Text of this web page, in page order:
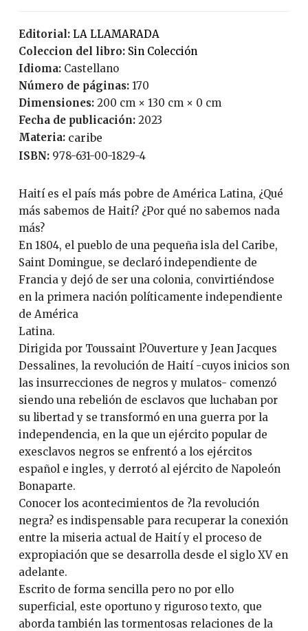
Editorial:
LA LLAMARADA
Coleccion del libro:
Sin Colección
Idioma:
Castellano
Número de páginas: 170
Dimensiones: 200 cm × 130 cm × 0 cm
Fecha de publicación:
2023
Materia: caribe
ISBN: 978-631-00-1829-4
Haití es el país más pobre de América Latina, ¿Qué
más sabemos de Haití? ¿Por qué no sabemos nada
más?
En 1804, el pueblo de una pequeña isla del Caribe,
Saint Domingue, se declaró independiente de
Francia y dejó de ser una colonia, convirtiéndose
en la primera nación políticamente independiente
de América
Latina.
Dirigida por Toussaint l?Ouverture y Jean Jacques
Dessalines, la revolución de Haití -cuyos inicios son
las insurrecciones de negros y mulatos- comenzó
siendo una rebelión de esclavos que luchaban por
su libertad y se transformó en una guerra por la
independencia, en la que un ejército popular de
exesclavos negros se enfrentó a los ejércitos
español e ingles, y derrotó al ejército de Napoleón
Bonaparte.
Conocer los acontecimientos de ?la revolución
negra? es indispensable para recuperar la conexión
entre la miseria actual de Haití y el proceso de
expropiación que se desarrolla desde el siglo XV en
adelante.
Escrito de forma sencilla pero no por ello
superficial, este oportuno y riguroso texto, que
aborda también las tormentosas relaciones de la